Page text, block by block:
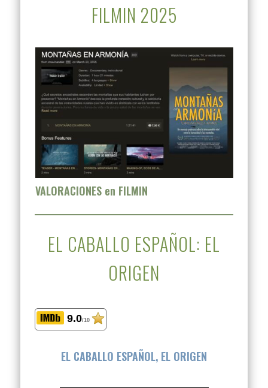
FILMIN 2025
VALORACIONES en FILMIN
EL CABALLO ESPAÑOL: EL
ORIGEN
9.0/10
EL CABALLO ESPAÑOL, EL ORIGEN